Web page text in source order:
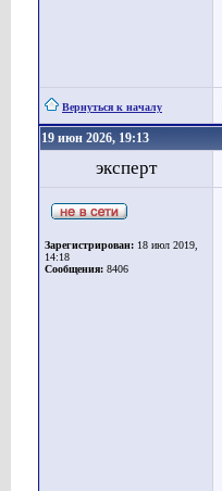
Вернуться к началу
19 июн 2026, 19:13
эксперт
Зарегистрирован: 18 июл 2019,
14:18
Сообщения: 8406